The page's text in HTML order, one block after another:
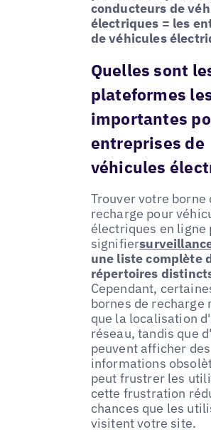
conducteurs de
électriques = les
de véhicules
Quelles sont
plateformes
importantes
entreprises de
véhicules
Trouver votre borne
recharge pour
électriques en ligne
signifier
une liste complète
répertoires
Cependant,
bornes de recharge
que la localisation
réseau, tandis que
peuvent afficher des
informations
peut frustrer les
cette frustration
chances que les
visitent votre site.